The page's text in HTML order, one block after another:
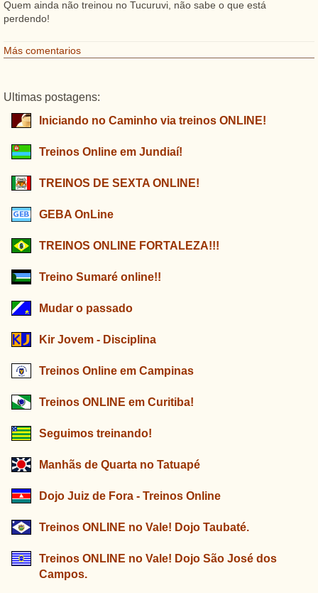
Quem ainda não treinou no Tucuruvi, não sabe o que está
perdendo!
Más comentarios
Ultimas postagens:
Iniciando no Caminho via treinos ONLINE!
Treinos Online em Jundiaí!
TREINOS DE SEXTA ONLINE!
GEBA OnLine
TREINOS ONLINE FORTALEZA!!!
Treino Sumaré online!!
Mudar o passado
Kir Jovem - Disciplina
Treinos Online em Campinas
Treinos ONLINE em Curitiba!
Seguimos treinando!
Manhãs de Quarta no Tatuapé
Dojo Juiz de Fora - Treinos Online
Treinos ONLINE no Vale! Dojo Taubaté.
Treinos ONLINE no Vale! Dojo São José dos
Campos.